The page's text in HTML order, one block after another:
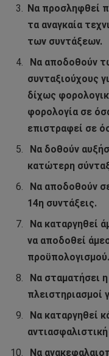
Να προσληφθεί
τα αναγκαία
των συντάξεων.
Να αποδοθούν
συνταξιούχους
δίχως
φορολογία σε
επιστραφεί σε
Να δοθούν
κατώτερη
Να αποδοθούν
14η συντάξεις.
Να καταργηθεί
να αποδοθεί
προϋπολογισμού.
Να σταματήσει
πλειστηριασμοί
Να καταργηθεί
Να